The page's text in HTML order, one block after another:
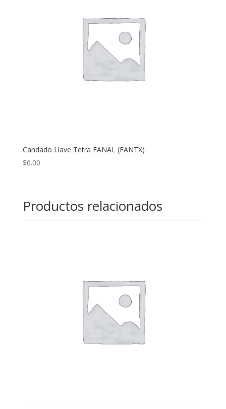
Candado Llave Tetra FANAL (FANTX)
$0.00
Productos relacionados